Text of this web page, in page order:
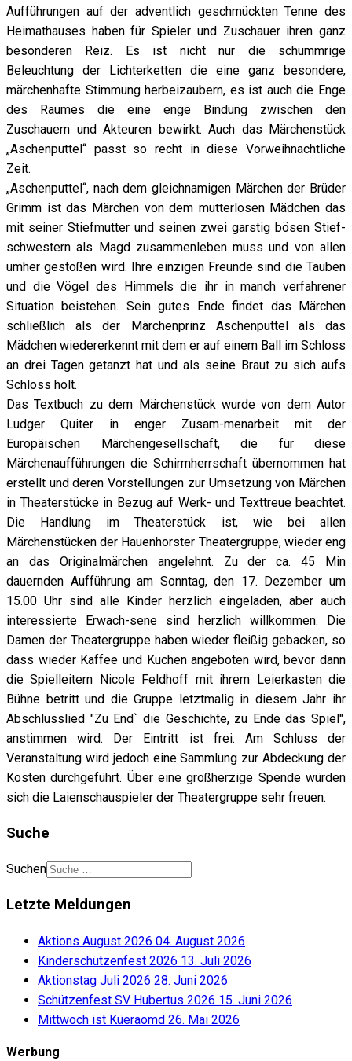
Aufführungen auf der adventlich geschmückten Tenne des
Heimathauses haben für Spieler und Zuschauer ihren ganz
besonderen Reiz. Es ist nicht nur die schummrige
Beleuchtung der Lichterketten die eine ganz besondere,
märchenhafte Stimmung herbeizaubern, es ist auch die Enge
des Raumes die eine enge Bindung zwischen den
Zuschauern und Akteuren bewirkt. Auch das Märchenstück
„Aschenputtel“ passt so recht in diese Vorweihnachtliche
Zeit.
„Aschenputtel“, nach dem gleichnamigen Märchen der Brüder
Grimm ist das Märchen von dem mutterlosen Mädchen das
mit seiner Stiefmutter und seinen zwei garstig bösen Stief-
schwestern als Magd zusammenleben muss und von allen
umher gestoßen wird. Ihre einzigen Freunde sind die Tauben
und die Vögel des Himmels die ihr in manch verfahrener
Situation beistehen. Sein gutes Ende findet das Märchen
schließlich als der Märchenprinz Aschenputtel als das
Mädchen wiedererkennt mit dem er auf einem Ball im Schloss
an drei Tagen getanzt hat und als seine Braut zu sich aufs
Schloss holt.
Das Textbuch zu dem Märchenstück wurde von dem Autor
Ludger Quiter in enger Zusam-menarbeit mit der
Europäischen Märchengesellschaft, die für diese
Märchenaufführungen die Schirmherrschaft übernommen hat
erstellt und deren Vorstellungen zur Umsetzung von Märchen
in Theaterstücke in Bezug auf Werk- und Texttreue beachtet.
Die Handlung im Theaterstück ist, wie bei allen
Märchenstücken der Hauenhorster Theatergruppe, wieder eng
an das Originalmärchen angelehnt. Zu der ca. 45 Min
dauernden Aufführung am Sonntag, den 17. Dezember um
15.00 Uhr sind alle Kinder herzlich eingeladen, aber auch
interessierte Erwach-sene sind herzlich willkommen. Die
Damen der Theatergruppe haben wieder fleißig gebacken, so
dass wieder Kaffee und Kuchen angeboten wird, bevor dann
die Spielleitern Nicole Feldhoff mit ihrem Leierkasten die
Bühne betritt und die Gruppe letztmalig in diesem Jahr ihr
Abschlusslied "Zu End` die Geschichte, zu Ende das Spiel",
anstimmen wird. Der Eintritt ist frei. Am Schluss der
Veranstaltung wird jedoch eine Sammlung zur Abdeckung der
Kosten durchgeführt. Über eine großherzige Spende würden
sich die Laienschauspieler der Theatergruppe sehr freuen.
Suche
Suchen
Letzte Meldungen
Aktions August 2026 04. August 2026
Kinderschützenfest 2026 13. Juli 2026
Aktionstag Juli 2026 28. Juni 2026
Schützenfest SV Hubertus 2026 15. Juni 2026
Mittwoch ist Küeraomd 26. Mai 2026
Werbung